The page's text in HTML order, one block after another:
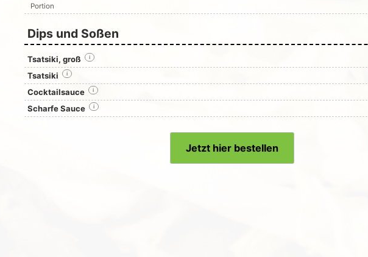
Portion
Dips und Soßen
Tsatsiki, groß i
Tsatsiki i
Cocktailsauce i
Scharfe Sauce i
Jetzt hier bestellen